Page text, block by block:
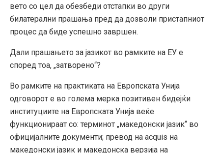
вето со цел да обезбеди отстапки во други
билатерални прашања пред да дозволи пристапниот
процес да биде успешно завршен.
Дали прашањето за јазикот во рамките на ЕУ е
според тоа, „затворено“?
Во рамките на практиката на Европската Унија
одговорот е во голема мерка позитивен бидејќи
институциите на Европската Унија веќе
функционираат со: терминот „македонски јазик“ во
официјалните документи; превод на acquis на
македонски јазик и македонска верзија на